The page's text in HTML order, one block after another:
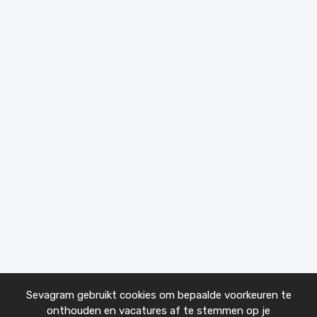
Sevagram gebruikt cookies om bepaalde voorkeuren te
onthouden en vacatures af te stemmen op je